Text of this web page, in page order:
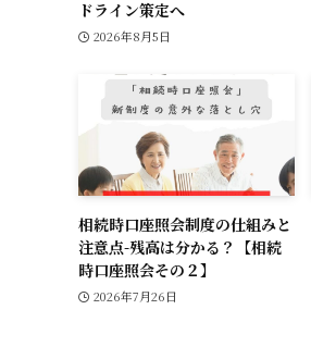
ドライン策定へ
2026年8月5日
相続時口座照会制度の仕組みと
注意点-残高は分かる？【相続
時口座照会その２】
2026年7月26日